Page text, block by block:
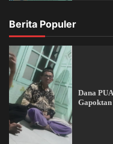
Berita Populer
Dana